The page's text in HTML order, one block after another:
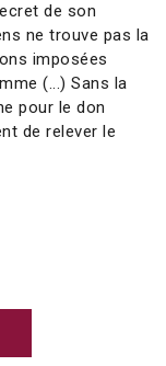
de son
ne trouve pas la
imposées
(...) Sans la
pour le don
de relever le